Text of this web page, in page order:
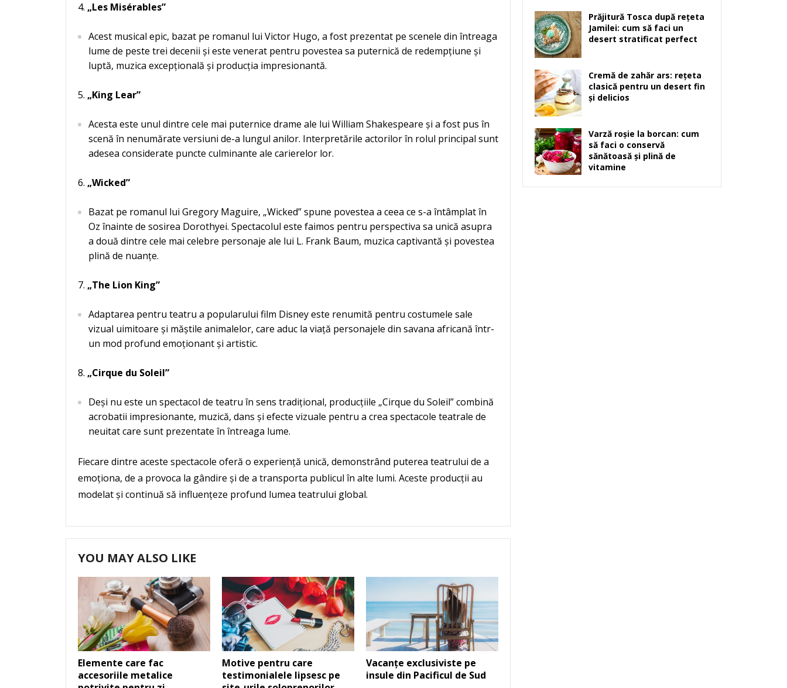
„Les Misérables”
Acest musical epic, bazat pe romanul lui Victor Hugo, a fost prezentat pe scenele din întreaga
lume de peste trei decenii și este venerat pentru povestea sa puternică de redempțiune și
luptă, muzica excepțională și producția impresionantă.
„King Lear”
Acesta este unul dintre cele mai puternice drame ale lui William Shakespeare și a fost pus în
scenă în nenumărate versiuni de-a lungul anilor. Interpretările actorilor în rolul principal sunt
adesea considerate puncte culminante ale carierelor lor.
„Wicked”
Bazat pe romanul lui Gregory Maguire, „Wicked” spune povestea a ceea ce s-a întâmplat în
Oz înainte de sosirea Dorothyei. Spectacolul este faimos pentru perspectiva sa unică asupra
a două dintre cele mai celebre personaje ale lui L. Frank Baum, muzica captivantă și povestea
plină de nuanțe.
„The Lion King”
Adaptarea pentru teatru a popularului film Disney este renumită pentru costumele sale
vizual uimitoare și măștile animalelor, care aduc la viață personajele din savana africană într-
un mod profund emoționant și artistic.
„Cirque du Soleil”
Deși nu este un spectacol de teatru în sens tradițional, producțiile „Cirque du Soleil” combină
acrobatii impresionante, muzică, dans și efecte vizuale pentru a crea spectacole teatrale de
neuitat care sunt prezentate în întreaga lume.
Fiecare dintre aceste spectacole oferă o experiență unică, demonstrând puterea teatrului de a
emoționa, de a provoca la gândire și de a transporta publicul în alte lumi. Aceste producții au
modelat și continuă să influențeze profund lumea teatrului global.
YOU MAY ALSO LIKE
Elemente care fac
accesoriile metalice
Motive pentru care
testimonialele lipsesc pe
Vacanțe exclusiviste pe
insule din Pacificul de Sud
Prăjitură Tosca după rețeta
Jamilei: cum să faci un
desert stratificat perfect
Cremă de zahăr ars: rețeta
clasică pentru un desert fin
și delicios
Varză roșie la borcan: cum
să faci o conservă
sănătoasă și plină de
vitamine